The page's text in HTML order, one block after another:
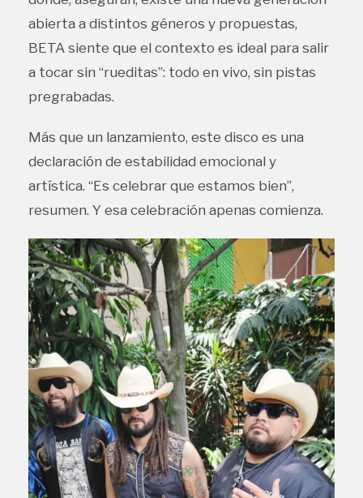
abierta a distintos géneros y propuestas,
BETA siente que el contexto es ideal para salir
a tocar sin “rueditas”: todo en vivo, sin pistas
pregrabadas.
Más que un lanzamiento, este disco es una
declaración de estabilidad emocional y
artística. “Es celebrar que estamos bien”,
resumen. Y esa celebración apenas comienza.